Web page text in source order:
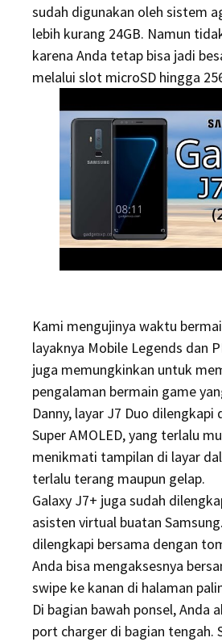
sudah digunakan oleh sistem
lebih kurang 24GB. Namun
karena Anda tetap bisa jadi
melalui slot microSD hingga
Kami mengujinya waktu
layaknya Mobile Legends dan
juga memungkinkan untuk
pengalaman bermain game
Danny, layar J7 Duo dilengkapi
Super AMOLED, yang terlalu
menikmati tampilan di layar
terlalu terang maupun gelap.
Galaxy J7+ juga sudah
asisten virtual buatan
dilengkapi bersama dengan
Anda bisa mengaksesnya
swipe ke kanan di halaman
Di bagian bawah ponsel, Anda
port charger di bagian tengah.